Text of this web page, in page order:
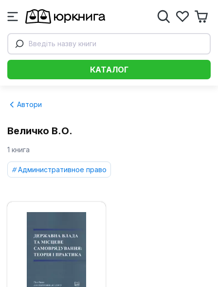
Введіть назву книги
КАТАЛОГ
Автори
Величко В.О.
1 книга
Административное право